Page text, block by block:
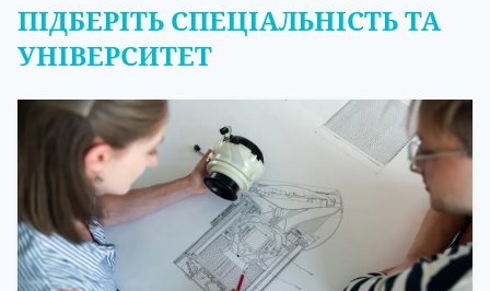
ПІДБЕРІТЬ СПЕЦІАЛЬНІСТЬ ТА
УНІВЕРСИТЕТ